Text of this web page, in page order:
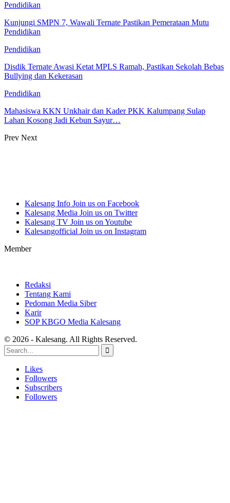
Pendidikan
Kunjungi SMPN 7, Wawali Ternate Pastikan Pemerataan Mutu
Pendidikan
Pendidikan
Disdik Ternate Awasi Ketat MPLS Ramah, Pastikan Sekolah Bebas
Bullying dan Kekerasan
Pendidikan
Mahasiswa KKN Unkhair dan Kader PKK Kalumpang Sulap
Lahan Kosong Jadi Kebun Sayur…
Prev Next
Kalesang Info Join us on Facebook
Kalesang Media Join us on Twitter
Kalesang TV Join us on Youtube
Kalesangofficial Join us on Instagram
Member
Redaksi
Tentang Kami
Pedoman Media Siber
Karir
SOP KBGO Media Kalesang
© 2026 - Kalesang. All Rights Reserved.
Likes
Followers
Subscribers
Followers